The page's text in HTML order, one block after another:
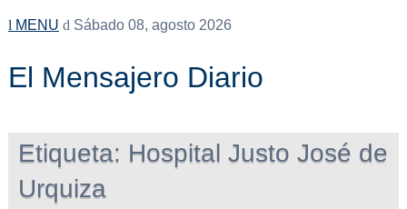
MENU Sábado 08, agosto 2026
El Mensajero Diario
Etiqueta: Hospital Justo José de
Urquiza